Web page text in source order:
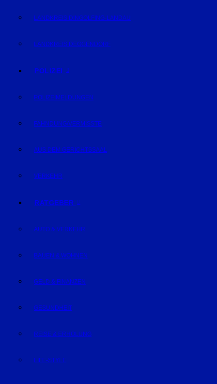
LANDKREIS DINGOLFING-LANDAU
LANDKREIS DEGGENDORF
POLIZEI
POLIZEIMELDUNGEN
FAHNDUNG/VERMISSTE
AUS DEM GERICHTSSAAL
VERKEHR
RATGEBER
AUTO & VERKEHR
BAUEN & WOHNEN
GELD & FINANZEN
GESUNDHEIT
REISE & ERHOLUNG
LIFE-STYLE